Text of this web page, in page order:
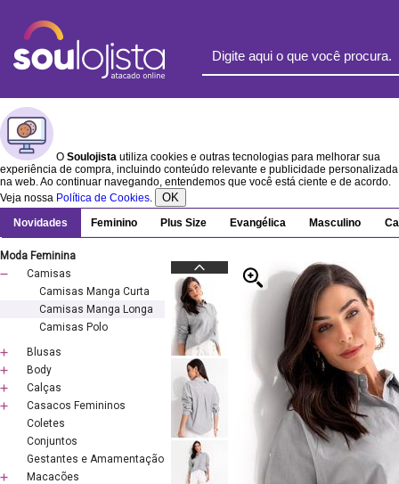
O Soulojista utiliza cookies e outras tecnologias para melhorar sua
experiência de compra, incluindo conteúdo relevante e publicidade personalizada
na web. Ao continuar navegando, entendemos que você está ciente e de acordo.
Veja nossa Política de Cookies. OK
Novidades Feminino Plus Size Evangélica Masculino
Moda Feminina
Camisas
Camisas Manga Curta
Camisas Manga Longa
Camisas Polo
Blusas
Body
Calças
Casacos Femininos
Coletes
Conjuntos
Gestantes e Amamentação
Macacões